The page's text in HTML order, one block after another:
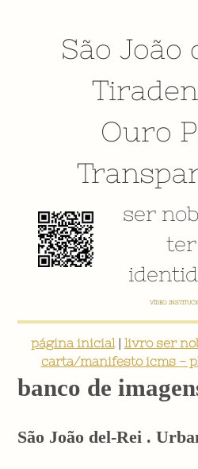
São João
Ouro
ser
ter
E-BOOK: "SER NOBRE É TER IDENTIDADE: INVENTÁRIO
página inicial| livro ser
carta/manifesto icms -
banco de
São João del-Rei .